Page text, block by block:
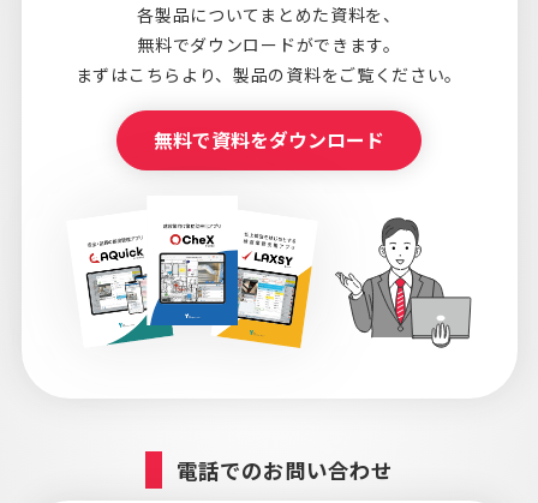
各製品についてまとめた資料を、
無料でダウンロードができます。
まずはこちらより、製品の資料をご覧ください。
無料で資料をダウンロード
電話でのお問い合わせ